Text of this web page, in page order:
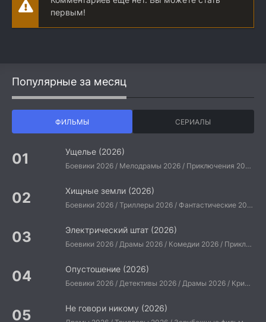
первым!
Популярные за месяц
ФИЛЬМЫ СЕРИАЛЫ
Ущелье (2026)
Боевики 2026 / Мелодрамы 2026 / Приключения 2026 / Ужасы 2026 / Фантастические 2026 / Зарубежные фильмы 2026 / Американские фильмы / Фильмы 2026
Хищные земли (2026)
Боевики 2026 / Триллеры 2026 / Фантастические 2026 / Зарубежные фильмы 2026 / Американские фильмы / Фильмы 2026
Электрический штат (2026)
Боевики 2026 / Драмы 2026 / Комедии 2026 / Приключения 2026 / Фантастические 2026 / Зарубежные фильмы 2026 / Американские фильмы / Фильмы 2026
Опустошение (2026)
Боевики 2026 / Детективы 2026 / Драмы 2026 / Криминальные фильмы 2026 / Триллеры 2026 / Зарубежные фильмы 2026 / Американские фильмы / Фильмы 2026
Не говори никому (2026)